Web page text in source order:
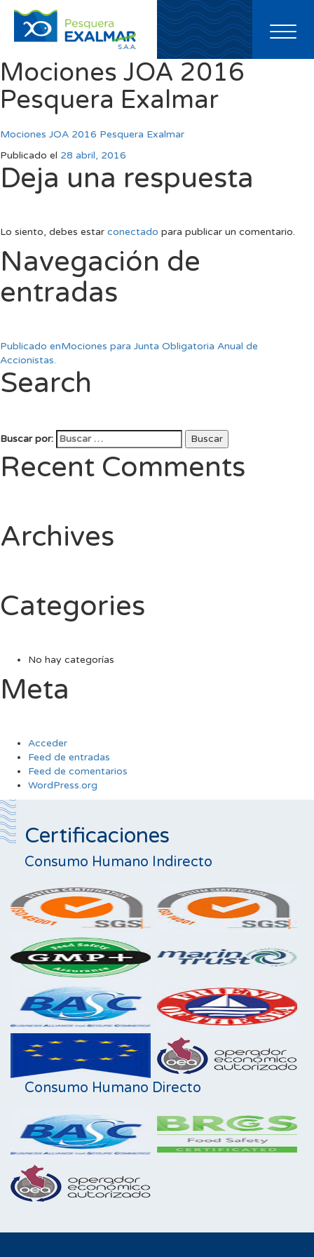
Toggle
Mociones JOA 2016
Pesquera Exalmar
Mociones JOA 2016 Pesquera Exalmar
Publicado el 28 abril, 2016
Deja una respuesta
Lo siento, debes estar conectado para publicar un comentario.
Navegación de
entradas
Publicado enMociones para Junta Obligatoria Anual de
Accionistas.
Search
Buscar por: Buscar
Recent Comments
Archives
Categories
No hay categorías
Meta
Acceder
Feed de entradas
Feed de comentarios
WordPress.org
Certificaciones
Consumo Humano Indirecto
Consumo Humano Directo